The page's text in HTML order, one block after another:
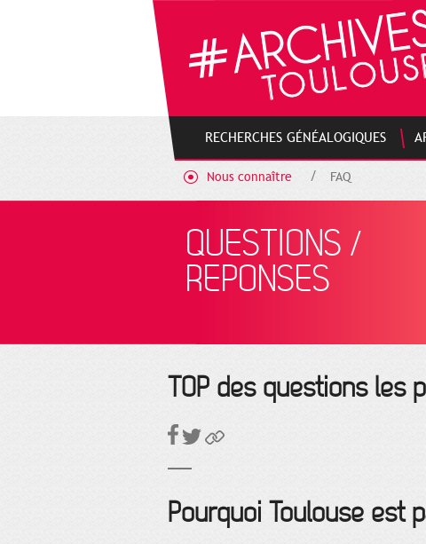
RECHERCHES GÉNÉALOGIQUES
Nous connaître FAQ
QUESTIONS /
REPONSES
TOP des questions les
Pourquoi Toulouse est
Gestion de vos préférences sur les cookies